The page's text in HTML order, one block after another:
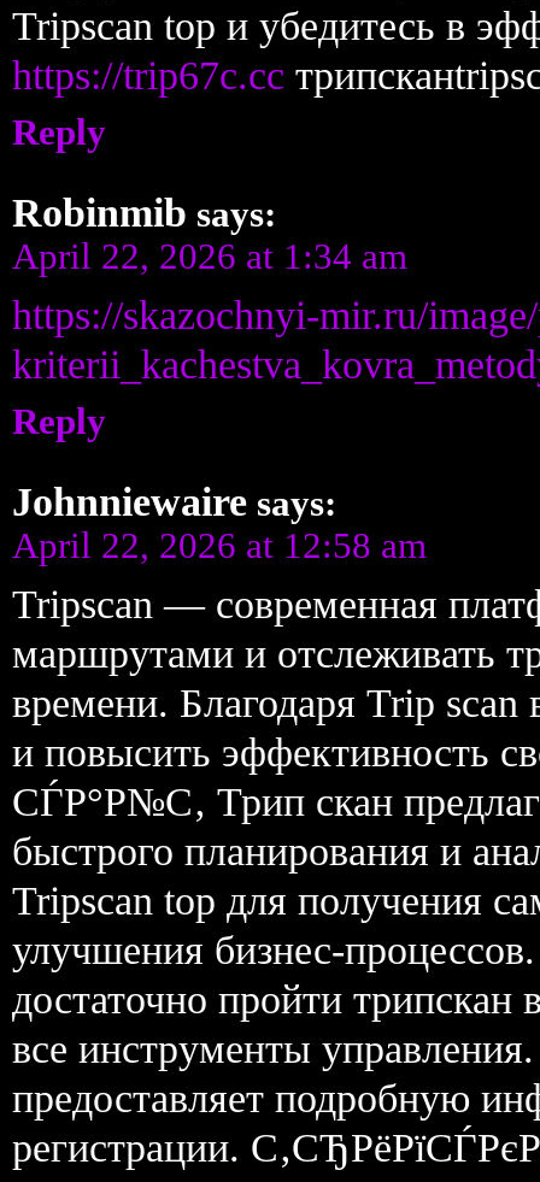
Tripscan top и убедитесь в
https://trip67c.cc
Reply
Robinmib says:
April 22, 2026 at 1:34 am
https://skazochnyi-mir.ru/image/
Reply
Johnniewaire says:
April 22, 2026 at 12:58 am
Tripscan — современная
маршрутами и отслеживать
времени. Благодаря Trip
и повысить эффективность
СЃР°Р№С‚ Трип скан
быстрого планирования и
Tripscan top для получения
улучшения бизнес-
достаточно пройти
все инструменты
предоставляет подробную
регистрации.